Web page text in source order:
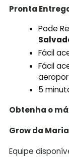
Pronta
Pode
Fácil
Fácil
5
Obtenha o
Grow da
Equipe